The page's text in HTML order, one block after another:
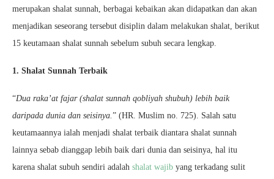
merupakan shalat sunnah, berbagai kebaikan akan didapatkan dan akan
menjadikan seseorang tersebut disiplin dalam melakukan shalat, berikut
15 keutamaan shalat sunnah sebelum subuh secara lengkap.
1. Shalat Sunnah Terbaik
“Dua raka’at fajar (shalat sunnah qobliyah shubuh) lebih baik
daripada dunia dan seisinya.” (HR. Muslim no. 725). Salah satu
keutamaannya ialah menjadi shalat terbaik diantara shalat sunnah
lainnya sebab dianggap lebih baik dari dunia dan seisinya, hal itu
karena shalat subuh sendiri adalah shalat wajib yang terkadang sulit